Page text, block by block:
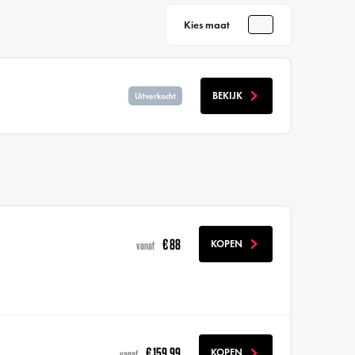
Kies maat
Uitverkocht BEKIJK
vanaf € 88 KOPEN